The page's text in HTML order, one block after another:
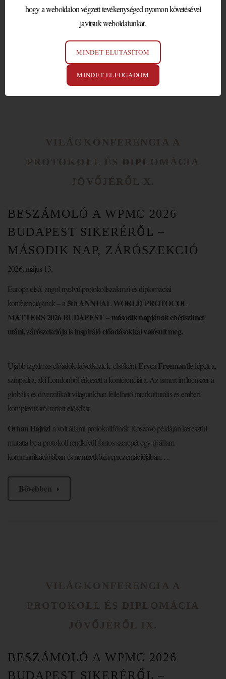
valamennyi szakemberére,…
BESZÁMOLÓ A WPMC 2026
BUDAPEST SIKERÉRŐL –
MÁSODIK NAP, ZÁRÓSZEKCIÓ
2026. május 13.
Európa első, angol nyelvű protokollszakmai és diplomáciai
konferenciájának – a 5th ANNUAL WORLD PROTOCOL
MATTERS 2026 BUDAPEST– második napjának ebédszünet
utáni, zárószekciója is inspiráló előadásokkal valósult meg.
Újabb izgalmas előadók következtek: elsőként Eryca Freemantle lépett a,
színpadra, aki Londonból érkezett a konferenciára. Az ismert influenszer a
globális és diverzifikált világunkban fellelhető interkulturális és emberi
komplexitásról tartott előadást
Orhan Hajrizi a volt állami protokollfőnök Koszovó példáján keresztül
mutatta be a protokoll rendkívül fontos szerepét egy új állam
kommunikációjában és nemzetközi reprezentációjában….
Bővebben
BESZÁMOLÓ A WPMC 2026
BUDAPEST SIKERÉRŐL –
hogy a weboldalon végzett tevékenységed nyomon követésével
javítsuk weboldalunkat.
MINDET ELUTASÍTOM
MINDET ELFOGADOM